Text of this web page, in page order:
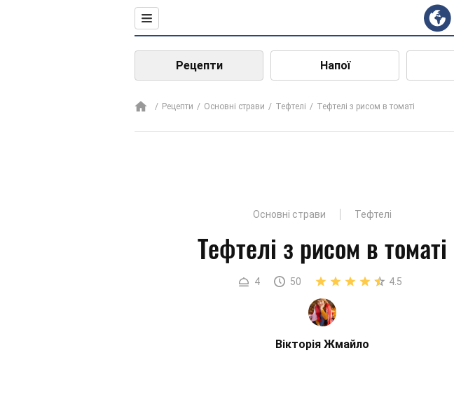
Рецепти Напої
Рецепти Основні страви Тефтелі Тефтелі з рисом в томаті
Основні страви Тефтелі
Тефтелі з рисом в томаті
4 50 4.5
Вікторія Жмайло